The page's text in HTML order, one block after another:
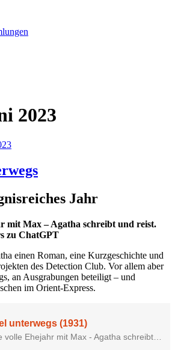
2023
Jahr
mit Max – Agatha schreibt und reist.
zu ChatGPT
einen Roman, eine Kurzgeschichte und
des Detection Club. Vor allem aber
an Ausgrabungen beteiligt – und
im Orient-Express.